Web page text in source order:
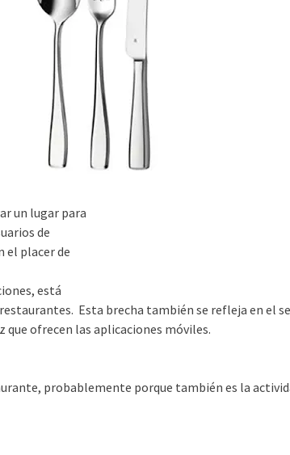
un lugar para
de
el placer de
está
Esta brecha también se refleja en el
que ofrecen las aplicaciones móviles.
probablemente porque también es la